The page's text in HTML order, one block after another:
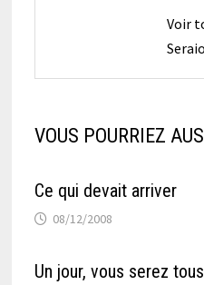
Voir
VOUS POURRIEZ
Ce qui devait arriver
08/12/2008
Un jour, vous serez